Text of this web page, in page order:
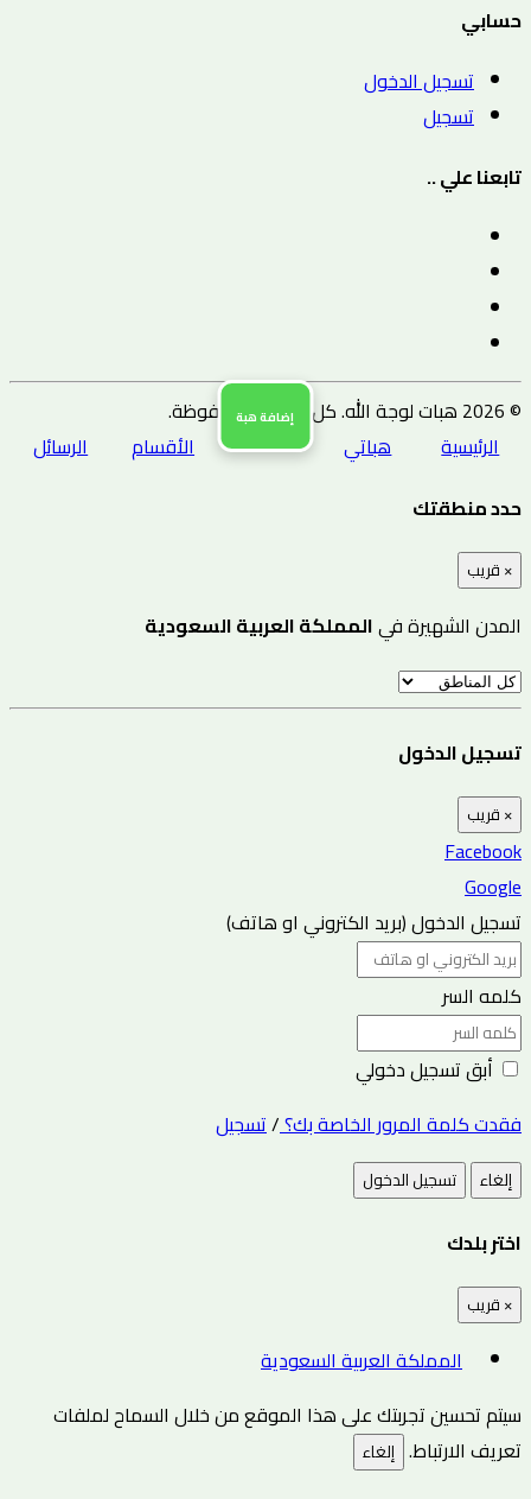
حسابي
تسجيل الدخول
تسجيل
تابعنا علي ..
© 2026 هبات لوجة الله. كل الحقوق محفوظة.
الرئيسية
هباتي
إضافة هبة
الأقسام
الرسائل
حدد منطقتك
× قريب
المدن الشهيرة فيالمملكة العربية السعودية
تسجيل الدخول
× قريب
Facebook
Google
تسجيل الدخول (بريد الكتروني او هاتف)
كلمه السر
أبق تسجيل دخولي
فقدت كلمة المرور الخاصة بك؟/تسجيل
إلغاء تسجيل الدخول
اختر بلدك
× قريب
المملكة العربية السعودية
سيتم تحسين تجربتك على هذا الموقع من خلال السماح لملفات
تعريف الارتباط. إلغاء